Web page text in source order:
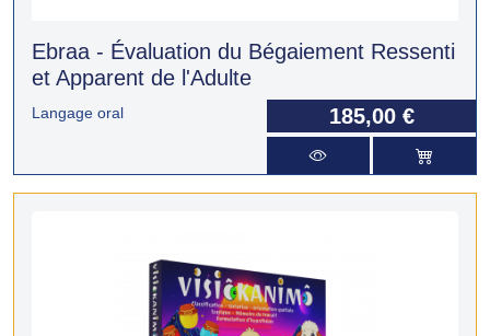
Ebraa - Évaluation du Bégaiement Ressenti
et Apparent de l'Adulte
Langage oral 185,00 €